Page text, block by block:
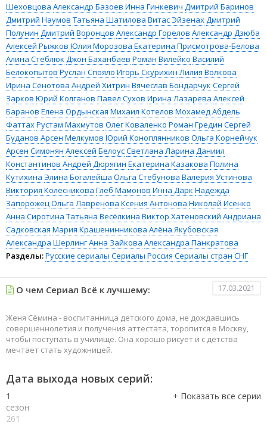
Шеховцова Александр Базоев Инна Гинкевич Дмитрий Баринов
Дмитрий Наумов Татьяна Шатилова Витас ЭйзенахДмитрий
Полунин Дмитрий Воронцов Александр Горелов Александр Дзюба
Алексей Рыжков Юлия Морозова Екатерина Присмотрова-Белова
Алина Стеблюк Джон Баханбаев Роман Вилейко Василий
Белокопытов Руслан Спояло Игорь Скурихин Лилия Волкова
Ирина Сенотова Андрей Хитрин Вячеслав Бондарчук Сергей
Зарков Юрий Колганов Павел Сухов Ирина Лазарева Алексей
Баранов Елена Ордынская Михаил Котелов Мохамед Абдель
ФаттахРустам Махмутов Олег Коваленко Роман Гредин Сергей
Буданов Арсен Мелкумов Юрий Коноплянников Ольга Корнейчук
Арсен Симонян Алексей БелоусСветлана Ларина Даниил
Константинов Андрей Дюрягин Екатерина Казакова Полина
Кутихина Элина Богалейша Ольга Стебунова Валерия Устинова
Виктория Колесникова Глеб Мамонов Инна Дарк Надежда
ЗапорожецОльга Лавренова Ксения Антонова Николай Исенко
Анна Сиротина Татьяна Весёлкина Виктор Хатеновский Андриана
Садковская Мария Крашенинникова Алёна Якубовская
Александра ШерлингАнна Зайкова Александра Панкратова
Разделы:Русские сериалы Сериалы Россия Сериалы стран СНГ
О чем Сериал Всё к лучшему: 17.03.2021
Женя Сёмина - воспитанница детского дома, не дождавшись
совершеннолетия и получения аттестата, торопится в Москву,
чтобы поступать в училище. Она хорошо рисует и с детства
мечтает стать художницей.
Дата выхода новых серий:
1
сезон
261